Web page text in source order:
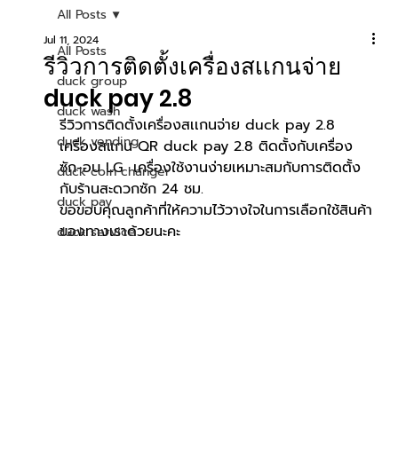
All Posts
duck group
duck wash
duck vending
duck coin changer
duck pay
duck service
All Posts
รีวิวการติดตั้งเครื่องสเเกนจ่าย
duck pay 2.8
Jul 11, 2024
รีวิวการติดตั้งเครื่องสเเกนจ่าย duck pay 2.8
เครื่องสแกน QR duck pay 2.8 ติดตั้งกับเครื่อง
ซัก-อบ LG  เครื่องใช้งานง่ายเหมาะสมกับการติดตั้ง
กับร้านสะดวกซัก 24 ชม.
ขอขอบคุณลูกค้าที่ให้ความไว้วางใจในการเลือกใช้สินค้า
ของทางเราด้วยนะคะ